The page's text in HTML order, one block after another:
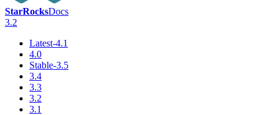
StarRocksDocs
3.2
Latest-4.1
4.0
Stable-3.5
3.4
3.3
3.2
3.1